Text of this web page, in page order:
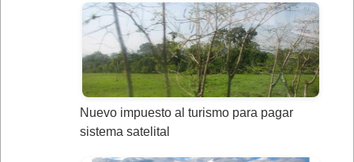
Nuevo impuesto al turismo para pagar
sistema satelital